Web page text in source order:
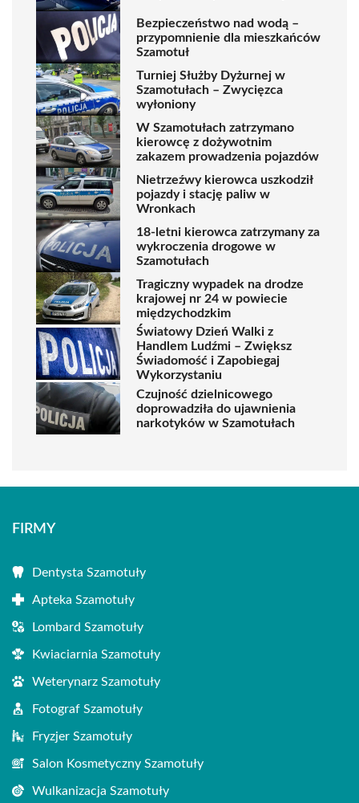
Bezpieczeństwo nad wodą –
przypomnienie dla mieszkańców
Szamotuł
Turniej Służby Dyżurnej w
Szamotułach – Zwycięzca
wyłoniony
W Szamotułach zatrzymano
kierowcę z dożywotnim
zakazem prowadzenia pojazdów
Nietrzeźwy kierowca uszkodził
pojazdy i stację paliw w
Wronkach
18-letni kierowca zatrzymany za
wykroczenia drogowe w
Szamotułach
Tragiczny wypadek na drodze
krajowej nr 24 w powiecie
międzychodzkim
Światowy Dzień Walki z
Handlem Ludźmi – Zwiększ
Świadomość i Zapobiegaj
Wykorzystaniu
Czujność dzielnicowego
doprowadziła do ujawnienia
narkotyków w Szamotułach
FIRMY
Dentysta Szamotuły
Apteka Szamotuły
Lombard Szamotuły
Kwiaciarnia Szamotuły
Weterynarz Szamotuły
Fotograf Szamotuły
Fryzjer Szamotuły
Salon Kosmetyczny Szamotuły
Wulkanizacja Szamotuły